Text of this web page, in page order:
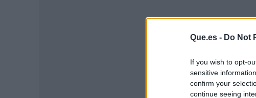
Que.es - Do Not
If you wish to opt-
sensitive
confirm your
continue seeing